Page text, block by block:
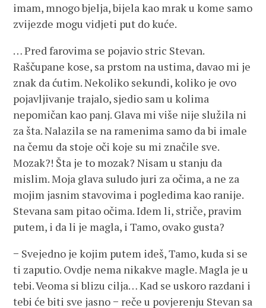
imam, mnogo bjelja, bijela kao mrak u kome samo
zvijezde mogu vidjeti put do kuće.
… Pred farovima se pojavio stric Stevan.
Raščupane kose, sa prstom na ustima, davao mi je
znak da ćutim. Nekoliko sekundi, koliko je ovo
pojavljivanje trajalo, sjedio sam u kolima
nepomičan kao panj. Glava mi više nije služila ni
za šta. Nalazila se na ramenima samo da bi imale
na čemu da stoje oči koje su mi značile sve.
Mozak?! Šta je to mozak? Nisam u stanju da
mislim. Moja glava suludo juri za očima, a ne za
mojim jasnim stavovima i pogledima kao ranije.
Stevana sam pitao očima. Idem li, striče, pravim
putem, i da li je magla, i Tamo, ovako gusta?
− Svejedno je kojim putem ideš, Tamo, kuda si se
ti zaputio. Ovdje nema nikakve magle. Magla je u
tebi. Veoma si blizu cilja… Kad se uskoro razdani i
tebi će biti sve jasno − reče u povjerenju Stevan sa